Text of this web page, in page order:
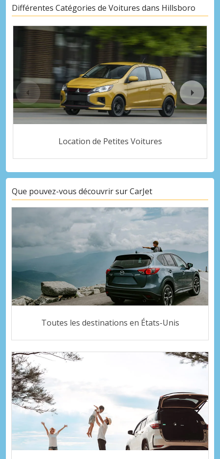
Différentes Catégories de Voitures dans Hillsboro
Location de Petites Voitures
Que pouvez-vous découvrir sur CarJet
Toutes les destinations en États-Unis